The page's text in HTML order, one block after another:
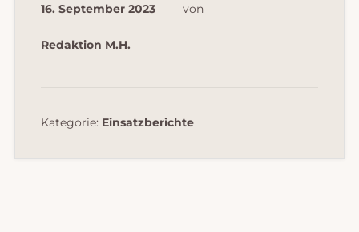
16. September 2023 von
Redaktion M.H.
Kategorie: Einsatzberichte